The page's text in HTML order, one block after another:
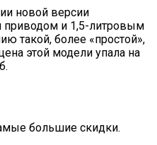
новой версии
приводом и 1,5-литровым
такой, более «простой»,
этой модели упала на